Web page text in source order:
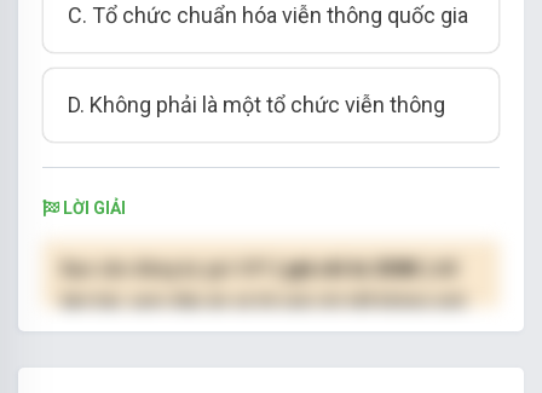
C. Tổ chức chuẩn hóa viễn thông quốc gia
D. Không phải là một tổ chức viễn thông
LỜI GIẢI
( giá chỉ từ 250K )
hạn.